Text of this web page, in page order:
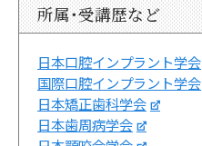
所属・受講歴など
日本口腔インプラント学会
国際口腔インプラント学会
日本矯正歯科学会
日本歯周病学会